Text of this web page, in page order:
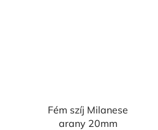
Fém szíj Milanese
arany 20mm